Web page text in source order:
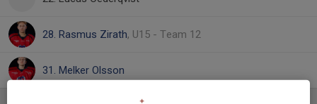
28. Rasmus Zirath, U15 - Team 12
31. Melker Olsson